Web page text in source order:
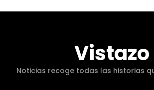
Vistazo
Noticias recoge todas las historias